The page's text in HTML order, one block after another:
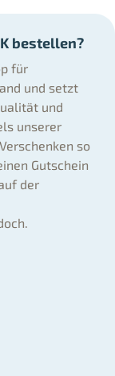
bestellen?
für
und setzt
und
unserer
so
Gutschein
der